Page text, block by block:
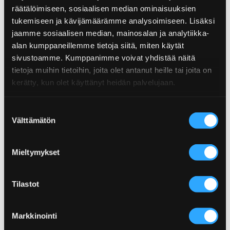
räätälöimiseen, sosiaalisen median ominaisuuksien
tukemiseen ja kävijämäärämme analysoimiseen. Lisäksi
jaamme sosiaalisen median, mainosalan ja analytiikka-
alan kumppaneillemme tietoja siitä, miten käytät
sivustoamme. Kumppanimme voivat yhdistää näitä
tietoja muihin tietoihin, joita olet antanut heille tai joita on
kerätty, kun olet käyttänyt heidän palvelujaan.
valinta
Välttämätön
Mieltymykset
Tilastot
Markkinointi
Fat
Saturated fat
1g
Carbohydrates
43,8g
Sugar
19,3g
Protein
7,2g
Hotness: Mild
EAN: 6430034015628
Related recipes
These recipes are made with this product.
Lettuce Wraps With Sriracha
Poppamies Hot Wings –
Seasoning and Cooking